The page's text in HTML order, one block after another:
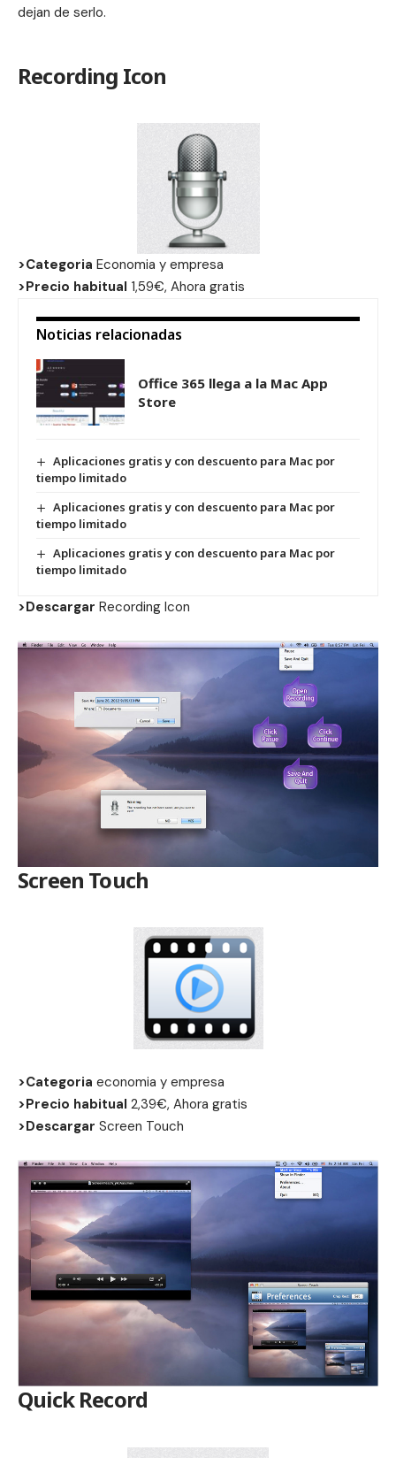
dejan de serlo.
Recording Icon
>Categoria Economia y empresa
>Precio habitual 1,59€, Ahora gratis
Noticias relacionadas
Office 365 llega a la Mac App
Store
Aplicaciones gratis y con descuento para Mac por
tiempo limitado
Aplicaciones gratis y con descuento para Mac por
tiempo limitado
Aplicaciones gratis y con descuento para Mac por
tiempo limitado
>Descargar Recording Icon
Screen Touch
>Categoria economia y empresa
>Precio habitual 2,39€, Ahora gratis
>Descargar Screen Touch
Quick Record